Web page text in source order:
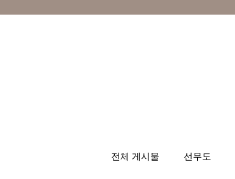
전체 게시물 선무도